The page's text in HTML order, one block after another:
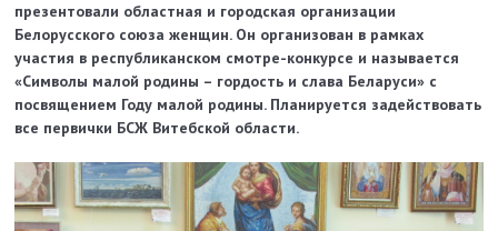
презентовали областная и городская организации
Белорусского союза женщин. Он организован в рамках
участия в республиканском смотре-конкурсе и называется
«Символы малой родины – гордость и слава Беларуси» с
посвящением Году малой родины. Планируется задействовать
все первички БСЖ Витебской области.